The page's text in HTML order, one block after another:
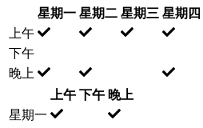
星期一 星期二 星期三 星期四
上午
下午
晚上
上午 下午 晚上
星期一